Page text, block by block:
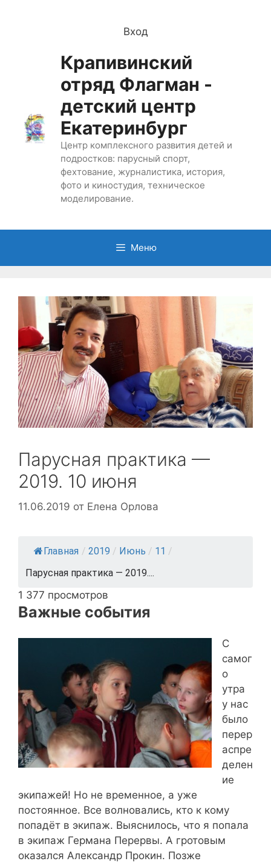
Вход
Крапивинский
отряд Флагман -
детский центр
Екатеринбург
Центр комплексного развития детей и
подростков: парусный спорт,
фехтование, журналистика, история,
фото и киностудия, техническое
моделирование.
Меню
Парусная практика —
2019. 10 июня
11.06.2019 от Елена Орлова
Главная / 2019 / Июнь / 11 /
Парусная практика — 2019....
1 377 просмотров
Важные события
С
самог
о
утра
у нас
было
перер
аспре
делен
ие
экипажей! Но не временное, а уже
постоянное. Все волновались, кто к кому
попадёт в экипаж. Выяснилось, что я попала
в экипаж Германа Перервы. А гротовым
оказался Александр Прокин. Позже